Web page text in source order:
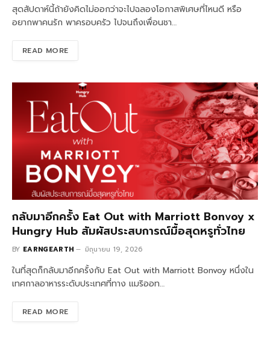
สุดสัปดาห์นี้ถ้ายังคิดไม่ออกว่าจะไปฉลองโอกาสพิเศษที่ไหนดี หรือ
อยากพาคนรัก พาครอบครัว ไปจนถึงเพื่อนชา…
READ MORE
กลับมาอีกครั้ง Eat Out with Marriott Bonvoy x
Hungry Hub สัมผัสประสบการณ์มื้อสุดหรูทั่วไทย
BY EARNGEARTH มิถุนายน 19, 2026
ในที่สุดก็กลับมาอีกครั้งกับ Eat Out with Marriott Bonvoy หนึ่งใน
เทศกาลอาหารระดับประเทศที่ทาง แมริออท…
READ MORE